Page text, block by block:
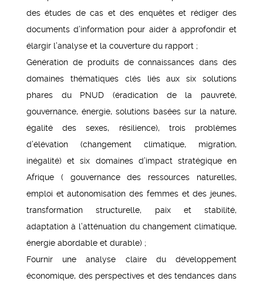
des études de cas et des enquêtes et rédiger des
documents d’information pour aider à approfondir et
élargir l’analyse et la couverture du rapport ;
Génération de produits de connaissances dans des
domaines thématiques clés liés aux six solutions
phares du PNUD (éradication de la pauvreté,
gouvernance, énergie, solutions basées sur la nature,
égalité des sexes, résilience), trois problèmes
d’élévation (changement climatique, migration,
inégalité) et six domaines d’impact stratégique en
Afrique ( gouvernance des ressources naturelles,
emploi et autonomisation des femmes et des jeunes,
transformation structurelle, paix et stabilité,
adaptation à l’atténuation du changement climatique,
énergie abordable et durable) ;
Fournir une analyse claire du développement
économique, des perspectives et des tendances dans